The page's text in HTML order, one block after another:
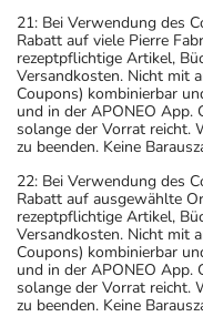
21: Bei Verwendung des
Rabatt auf viele Pierre
rezeptpflichtige Artikel,
Versandkosten. Nicht mit
Coupons) kombinierbar
und in der APONEO App.
solange der Vorrat reicht.
zu beenden. Keine
22: Bei Verwendung des
Rabatt auf ausgewählte
rezeptpflichtige Artikel,
Versandkosten. Nicht mit
Coupons) kombinierbar
und in der APONEO App.
solange der Vorrat reicht.
zu beenden. Keine